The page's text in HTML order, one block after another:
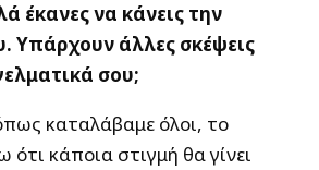
έκανες να κάνεις την
Υπάρχουν άλλες σκέψεις
σου;
καταλάβαμε όλοι, το
ότι κάποια στιγμή θα γίνει